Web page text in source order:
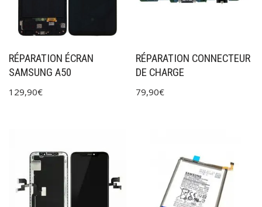
RÉPARATION ÉCRAN
SAMSUNG A50
129,90€
RÉPARATION CONNECTEUR
DE CHARGE
79,90€